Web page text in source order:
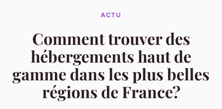
ACTU
Comment trouver des
hébergements haut de
gamme dans les plus belles
régions de France?